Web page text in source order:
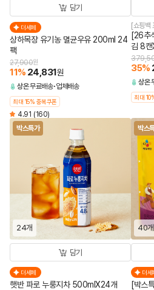
담기
더세페
상하목장 유기농 멸균우유 200ml 24
팩
27,900원
11% 24,831원
상온무료배송 업체배송
최대 15% 중복쿠폰
4.91 (160)
[쇼핑백
[26추
김 8
35%
상온
최대
박스특가
24개
담기
더세페
햇반 파로 누룽지차 500mlX24개
박스
40개
더세
[박스